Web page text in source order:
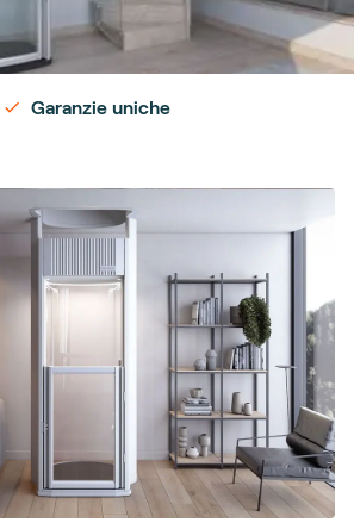
Consegnato rapidamente